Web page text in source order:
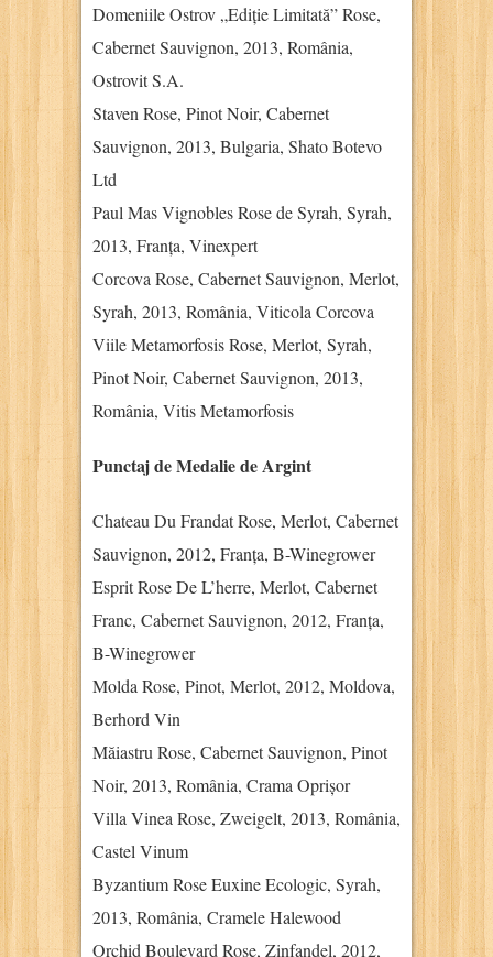
Domeniile Ostrov „Ediție Limitată” Rose,
Cabernet Sauvignon, 2013, România,
Ostrovit S.A.
Staven Rose, Pinot Noir, Cabernet
Sauvignon, 2013, Bulgaria, Shato Botevo
Ltd
Paul Mas Vignobles Rose de Syrah, Syrah,
2013, Franța, Vinexpert
Corcova Rose, Cabernet Sauvignon, Merlot,
Syrah, 2013, România, Viticola Corcova
Viile Metamorfosis Rose, Merlot, Syrah,
Pinot Noir, Cabernet Sauvignon, 2013,
România, Vitis Metamorfosis
Punctaj de Medalie de Argint
Chateau Du Frandat Rose, Merlot, Cabernet
Sauvignon, 2012, Franța, B-Winegrower
Esprit Rose De L’herre, Merlot, Cabernet
Franc, Cabernet Sauvignon, 2012, Franța,
B-Winegrower
Molda Rose, Pinot, Merlot, 2012, Moldova,
Berhord Vin
Măiastru Rose, Cabernet Sauvignon, Pinot
Noir, 2013, România, Crama Oprișor
Villa Vinea Rose, Zweigelt, 2013, România,
Castel Vinum
Byzantium Rose Euxine Ecologic, Syrah,
2013, România, Cramele Halewood
Orchid Boulevard Rose, Zinfandel, 2012,